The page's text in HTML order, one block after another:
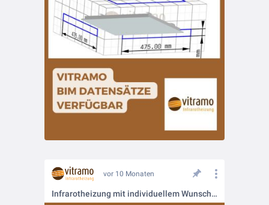
vor 10 Monaten
Infrarotheizung mit individuellem Wunschmotiv